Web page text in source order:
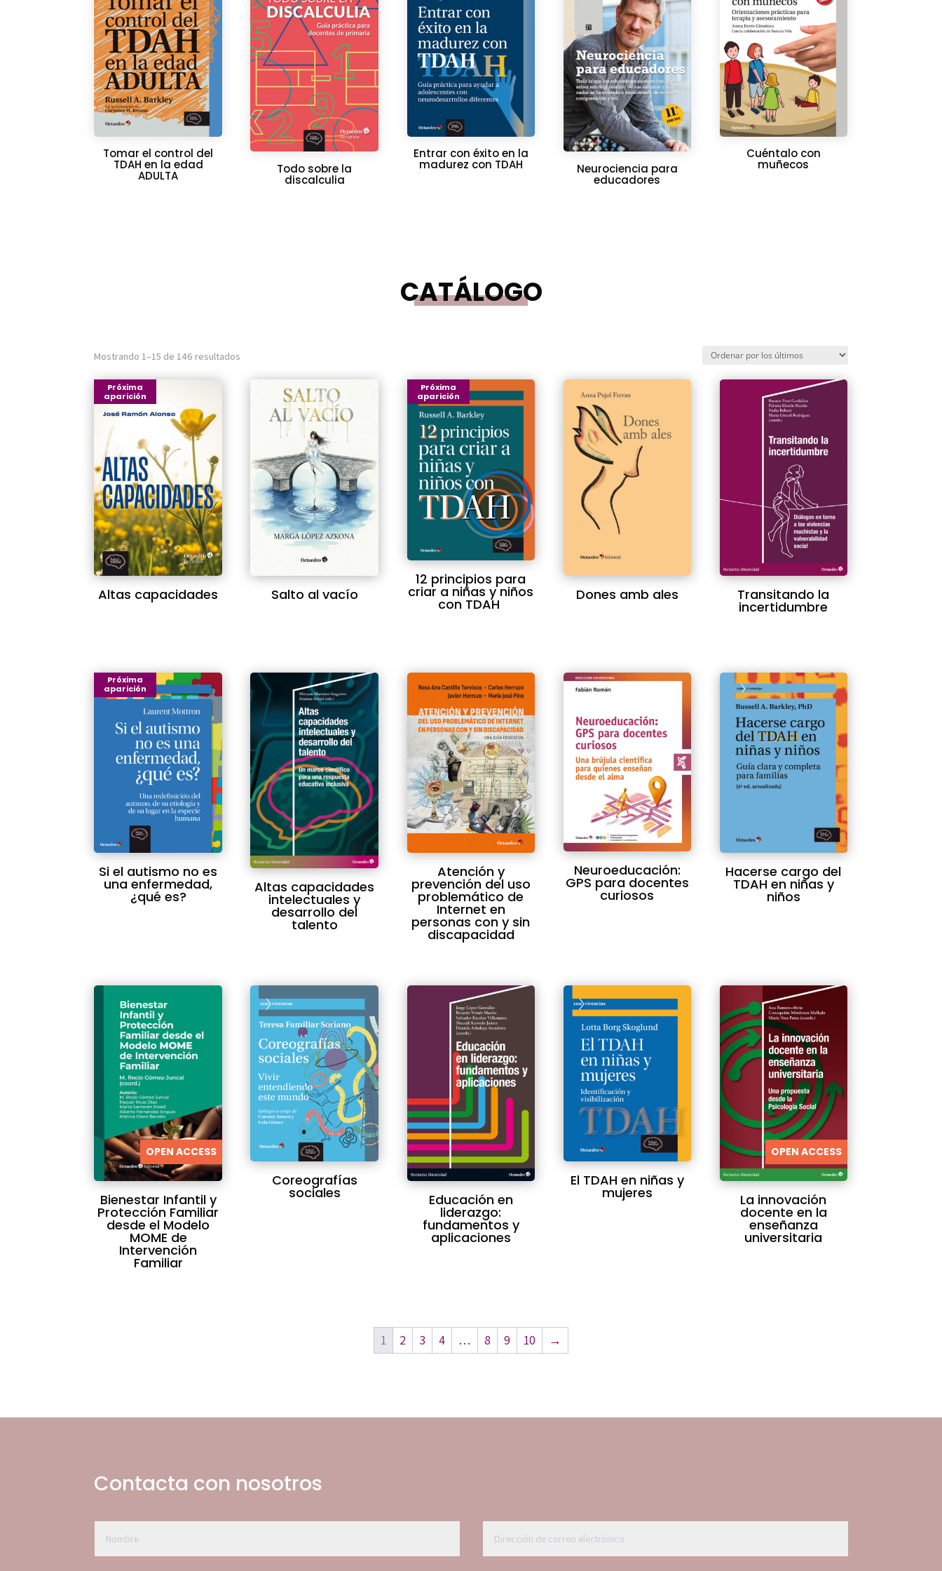
Tomar el control del
TDAH en la edad
ADULTA Todo sobre la
discalculia
Entrar con éxito en la
madurez con TDAH Neurociencia para
educadores
Cuéntalo con
muñecos
CATÁLOGO
Mostrando 1–15 de 146 resultados
últimos
Próxima
aparición
Altas capacidades Salto al vacío
Próxima
aparición
12 principios para
criar a niñas y niños
con TDAH
Dones amb ales Transitando la
incertidumbre
Próxima
aparición
Si el autismo no es
una enfermedad,
¿qué es?
Altas capacidades
intelectuales y
desarrollo del
talento
Atención y
prevención del uso
problemático de
Internet en
personas con y sin
discapacidad
Neuroeducación:
GPS para docentes
curiosos
Hacerse cargo del
TDAH en niñas y
niños
OPEN ACCESS
Bienestar Infantil y
Protección Familiar
desde el Modelo
MOME de
Intervención
Familiar
Coreografías
sociales Educación en
liderazgo:
fundamentos y
aplicaciones
El TDAH en niñas y
mujeres
OPEN ACCESS
La innovación
docente en la
enseñanza
universitaria
1 2 3 4 … 8 9 10 →
Contacta con nosotros